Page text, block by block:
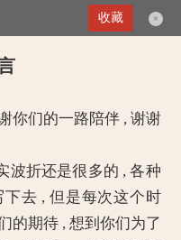
完结感言
们的一路陪伴 , 谢谢
折还是很多的 , 各种
去 , 但是每次这个时
的期待 , 想到你们为了
×
收藏